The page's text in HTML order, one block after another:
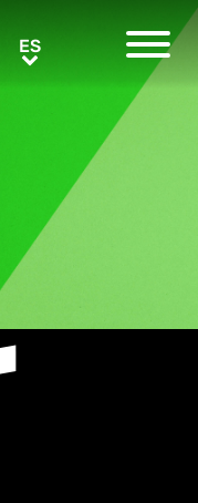
ESES